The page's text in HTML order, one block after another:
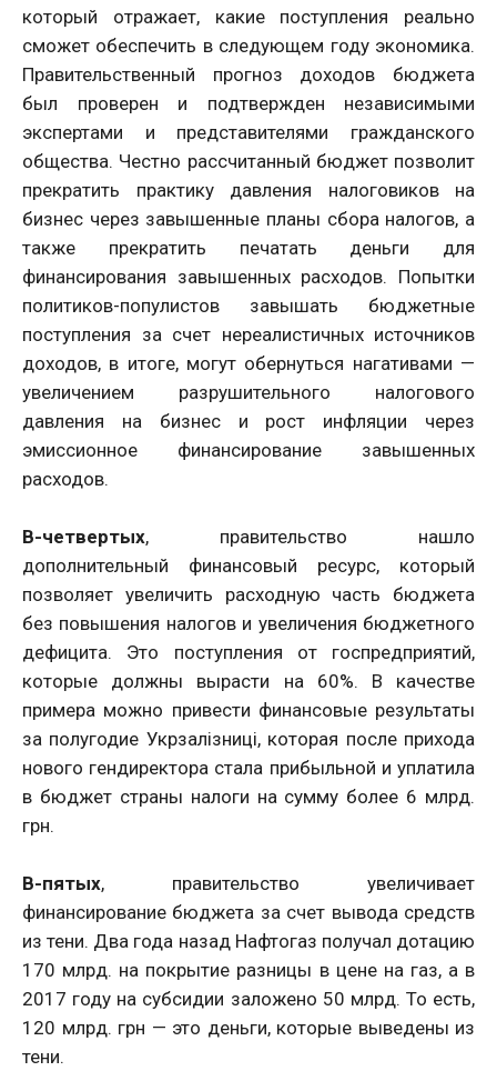
который отражает, какие поступления реально
сможет обеспечить в следующем году экономика.
Правительственный прогноз доходов бюджета
был проверен и подтвержден независимыми
экспертами и представителями гражданского
общества. Честно рассчитанный бюджет позволит
прекратить практику давления налоговиков на
бизнес через завышенные планы сбора налогов, а
также прекратить печатать деньги для
финансирования завышенных расходов. Попытки
политиков-популистов завышать бюджетные
поступления за счет нереалистичных источников
доходов, в итоге, могут обернуться нагативами —
увеличением разрушительного налогового
давления на бизнес и рост инфляции через
эмиссионное финансирование завышенных
расходов.
В-четвертых, правительство нашло
дополнительный финансовый ресурс, который
позволяет увеличить расходную часть бюджета
без повышения налогов и увеличения бюджетного
дефицита. Это поступления от госпредприятий,
которые должны вырасти на 60%. В качестве
примера можно привести финансовые результаты
за полугодие Укрзалізниці, которая после прихода
нового гендиректора стала прибыльной и уплатила
в бюджет страны налоги на сумму более 6 млрд.
грн.
В-пятых, правительство увеличивает
финансирование бюджета за счет вывода средств
из тени. Два года назад Нафтогаз получал дотацию
170 млрд. на покрытие разницы в цене на газ, а в
2017 году на субсидии заложено 50 млрд. То есть,
120 млрд. грн — это деньги, которые выведены из
тени.